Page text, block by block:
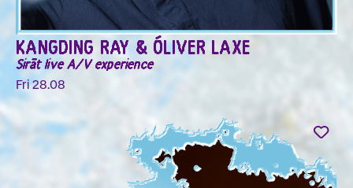
KANGDING RAY & ÓLIVER LAXE
Sirāt live A/V experience
Fri 28.08